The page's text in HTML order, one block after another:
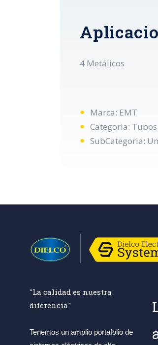
4 Metálicos
Marca: EMT
Categoria: Tubos
SubCategoria:
"La calidad es nuestra
diferencia"
Tenemos un amplio portafolio de